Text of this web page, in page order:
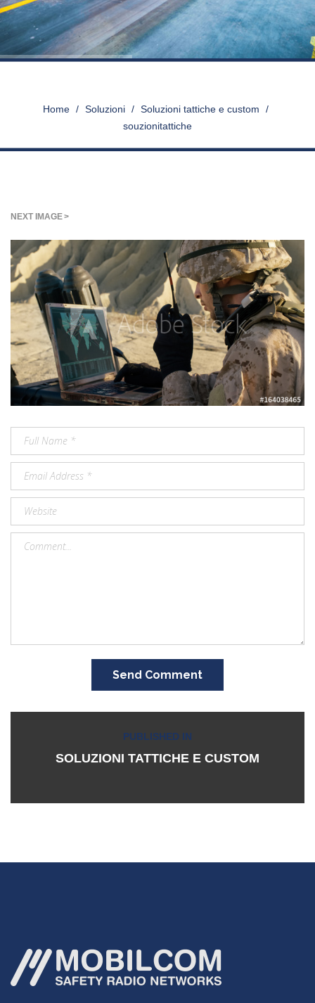
Home >Soluzioni >Soluzioni tattiche e custom
souzionitattiche
NEXT IMAGE
Send Comment
Navigazione
articoli
PUBLISHED IN
SOLUZIONI TATTICHE E CUSTOM